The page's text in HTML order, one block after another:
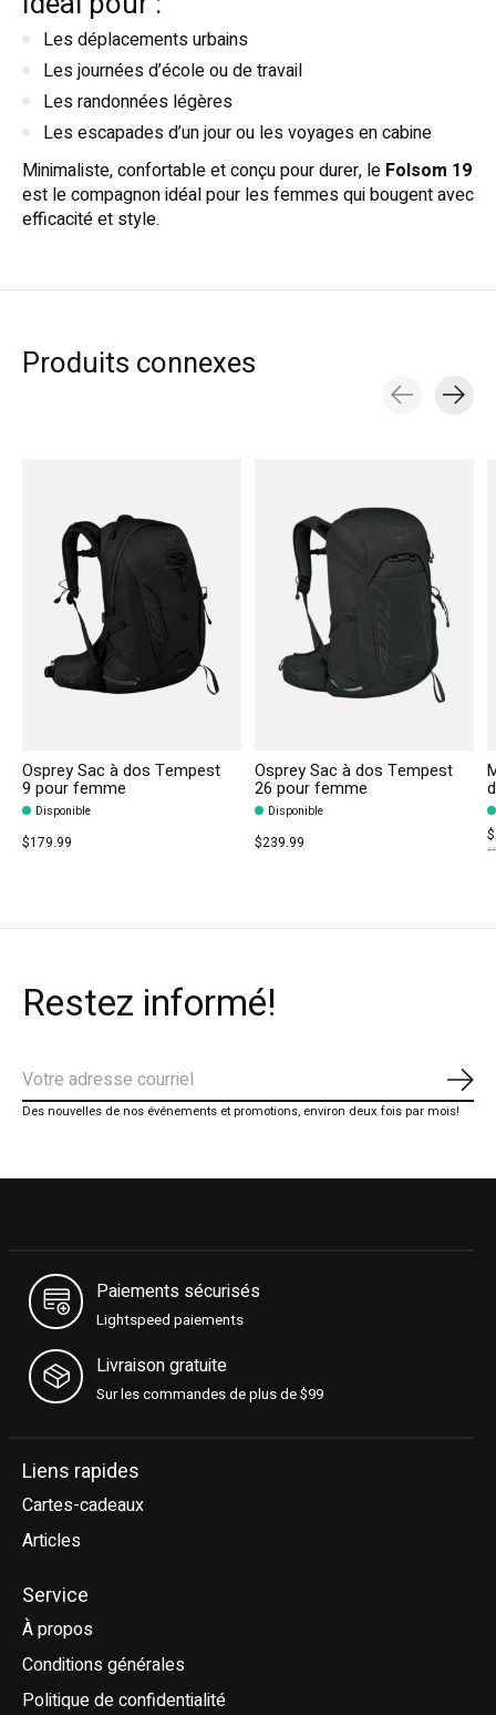
Les déplacements urbains
Les journées d’école ou de travail
Les randonnées légères
Les escapades d’un jour ou les voyages en cabine
Minimaliste, confortable et conçu pour durer, le Folsom 19
est le compagnon idéal pour les femmes qui bougent avec
efficacité et style.
Produits connexes
Osprey Sac à dos Tempest
9 pour femme
Disponible
$179.99
Osprey Sac à dos Tempest
26 pour femme
Disponible
$239.99
Restez informé!
Des nouvelles de nos événements et promotions, environ deux fois par mois!
Paiements sécurisés
Lightspeed paiements
Livraison gratuite
Sur les commandes de plus de $99
Liens rapides
Cartes-cadeaux
Articles
Service
À propos
Conditions générales
Politique de confidentialité